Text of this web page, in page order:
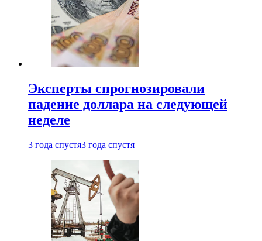
Эксперты спрогнозировали
падение доллара на следующей
неделе
3 года спустя3 года спустя